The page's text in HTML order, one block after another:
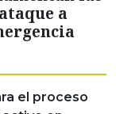
a
el proceso